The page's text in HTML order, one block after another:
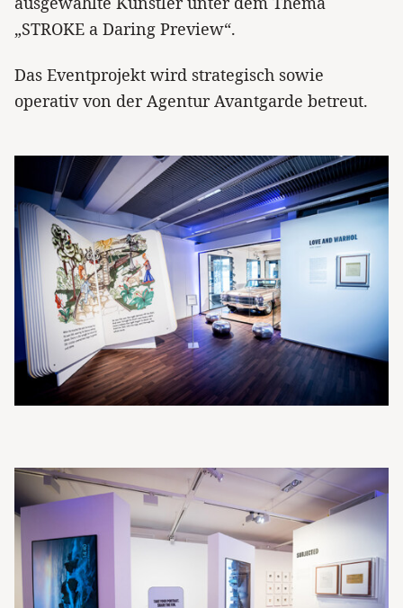
„STROKE a Daring Preview“.
Das Eventprojekt wird strategisch sowie
operativ von der Agentur Avantgarde betreut.